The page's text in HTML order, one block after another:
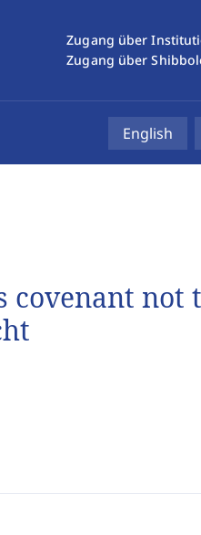
Zugang über
Zugang über
English
not